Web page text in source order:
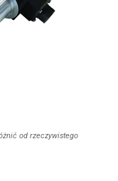
od rzeczywistego